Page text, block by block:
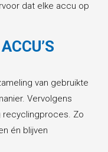
dat elke accu op
van gebruikte
Vervolgens
recyclingproces. Zo
én blijven